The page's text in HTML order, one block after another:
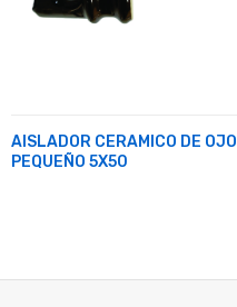
AISLADOR CERAMICO DE OJO
PEQUEÑO 5X50